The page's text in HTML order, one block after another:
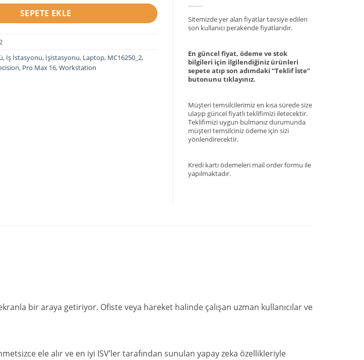
SEPETE EKLE
, İş İstasyonu, İşistasyonu, Laptop, MC16250_2,
, Pro Max 16,Workstation
Sitemizde yer alan fiyatlar tavsiye edilen
son kullanıcı perakende fiyatlarıdır.
En güncel fiyat, ödeme ve stok
bilgileri için ilgilendiğiniz ürünleri
sepete atıp son adımdaki “Teklif İste”
butonunu tıklayınız.
Müşteri temsilcilerimiz en kısa sürede size
ulaşıp güncel fiyatlı teklifimizi iletecektir.
Teklifimizi uygun bulmanız durumunda
müşteri temsilciniz ödeme için sizi
yönlendirecektir.
Kredi kartı ödemeleri mail order formu ile
yapılmaktadır.
bir araya getiriyor. Ofiste veya hareket halinde çalışan uzman kullanıcılar ve
ele alır ve en iyi ISV’ler tarafından sunulan yapay zeka özellikleriyle